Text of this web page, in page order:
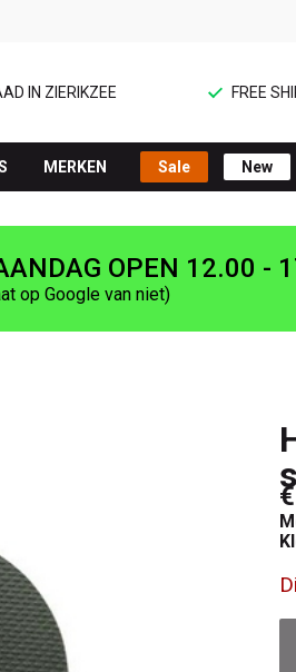
IN ZIERIKZEE FREE
MERKEN Sale New
OPEN 12.00 -
op Google van niet)